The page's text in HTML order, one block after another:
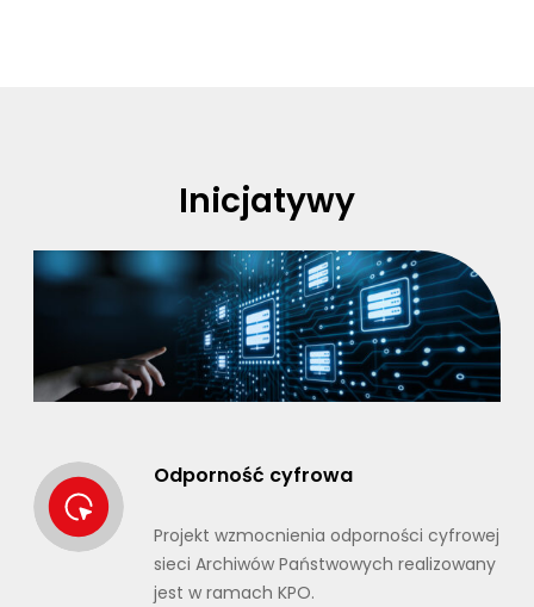
Inicjatywy
Odporność cyfrowa
Projekt wzmocnienia odporności cyfrowej
sieci Archiwów Państwowych realizowany
jest w ramach KPO.